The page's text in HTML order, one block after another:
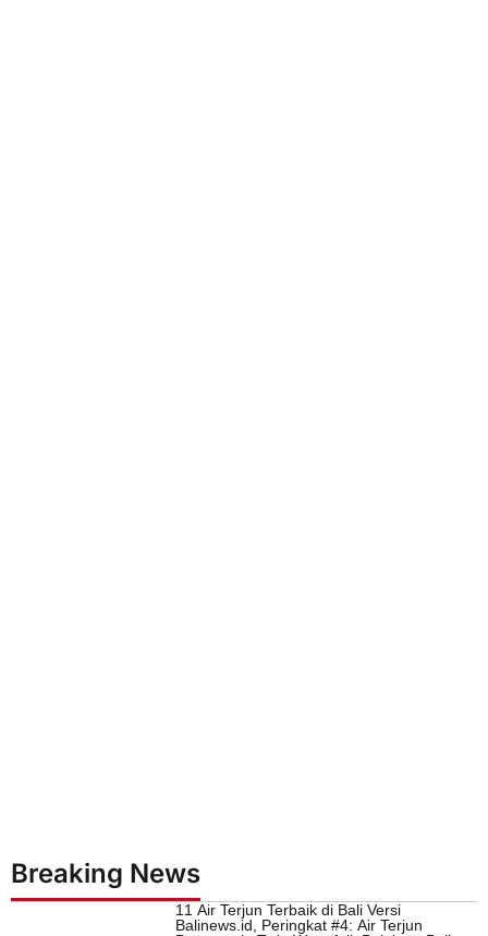
Breaking News
11 Air Terjun Terbaik di Bali Versi
Balinews.id, Peringkat #4: Air Terjun